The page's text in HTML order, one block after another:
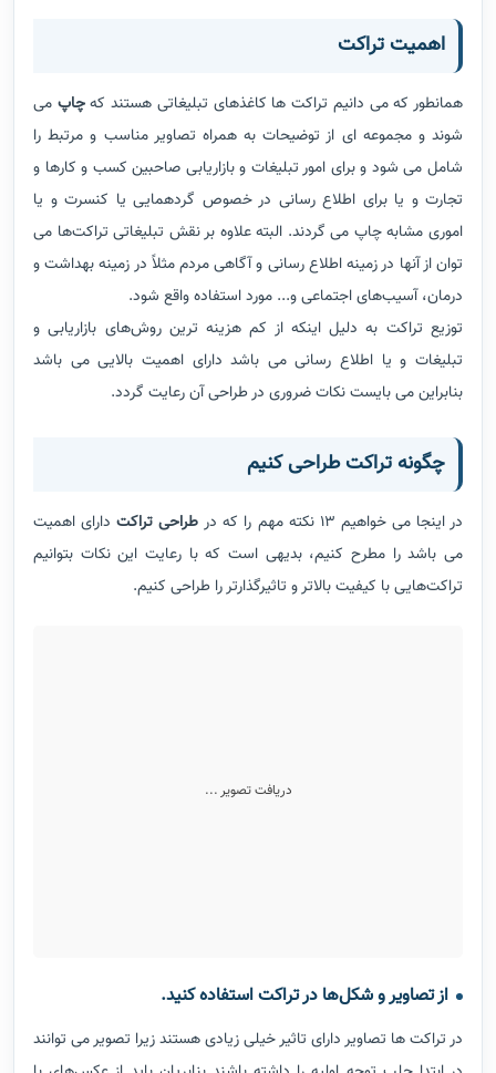
اهمیت تراکت
همانطور که می دانیم تراکت ها کاغذهای تبلیغاتی هستند کهچاپ می
شوند و مجموعه ای از توضیحات به همراه تصاویر مناسب و مرتبط را
شامل می شود و برای امور تبلیغات و بازاریابی صاحبین کسب و کارها و
تجارت و یا برای اطلاع رسانی در خصوص گردهمایی یا کنسرت و یا
اموری مشابه چاپ می گردند. البته علاوه بر نقش تبلیغاتی تراکت‌ها می
توان از آنها در زمینه اطلاع رسانی و آگاهی مردم مثلاً در زمینه بهداشت و
درمان، آسیب‌های اجتماعی و... مورد استفاده واقع شود.
توزیع تراکت به دلیلاینکه از کم هزینه ترین روش‌های بازاریابی و
تبلیغات و یا اطلاع رسانی می باشد دارای اهمیت بالایی می باشد
بنابراین می بایست نکات ضروری در طراحی آن رعایت گردد.
چگونه تراکت طراحی کنیم
در اینجا می خواهیم 13 نکته مهم را که در طراحی تراکتدارای اهمیت
می باشد را مطرح کنیم، بدیهی است که با رعایت این نکات بتوانیم
تراکت‌هایی با کیفیت بالاتر و تاثیرگذارتر را طراحی کنیم.
از تصاویر و شکل‌ها در تراکت استفاده کنید.
در تراکت ها تصاویر دارای تاثیر خیلی زیادی هستند زیرا تصویر می توانند